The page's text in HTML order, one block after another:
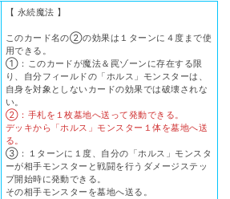
【 永続魔法 】
このカード名の②の効果は１ターンに４度まで使
用できる。
①：このカードが魔法＆罠ゾーンに存在する限
り、自分フィールドの「ホルス」モンスターは、
自身を対象としないカードの効果では破壊されな
い。
②：手札を１枚墓地へ送って発動できる。
デッキから「ホルス」モンスター１体を墓地へ送
る。
③：１ターンに１度、自分の「ホルス」モンスタ
ーが相手モンスターと戦闘を行うダメージステッ
プ開始時に発動できる。
その相手モンスターを墓地へ送る。